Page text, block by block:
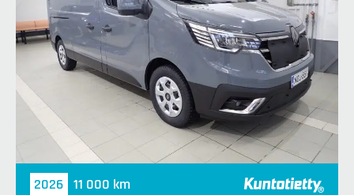
2026 11 000 km